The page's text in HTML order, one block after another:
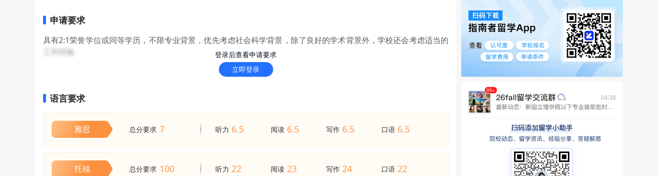
理和评估技能。
持续性经济政策的分析能力。毕业后，学生将能受到用人单位的青睐，获得良好的职业前景。
登录后查看申请要求
立即登录
申请要求
具有2:1荣誉学位或同等学历，不限专业背景，优先考虑社会科学背景，除了良好的学术背景外，学校还会考虑适当的
工作经验
语言要求
雅思 总分要求 7 听力 6.5 阅读 6.5 写作 6.5 口语 6.5
托福 总分要求 100 听力 22 阅读 23 写作 24 口语 22
04:38